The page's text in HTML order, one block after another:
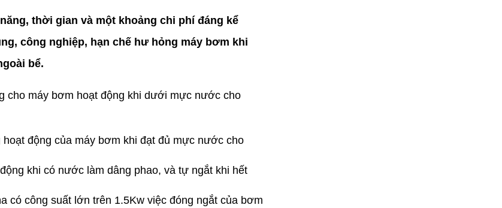
thời gian và một khoảng chi phí đáng kể
công nghiệp, hạn chế hư hỏng máy bơm khi
bể.
cho máy bơm hoạt động khi dưới mực nước cho
động của máy bơm khi đạt đủ mực nước cho
khi có nước làm dâng phao, và tự ngắt khi hết
có công suất lớn trên 1.5Kw việc đóng ngắt của bơm